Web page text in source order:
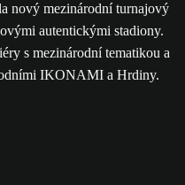
nový mezinárodní turnajový
autentickými stadiony.
s mezinárodní tematikou a
IKONAMI a Hrdiny.